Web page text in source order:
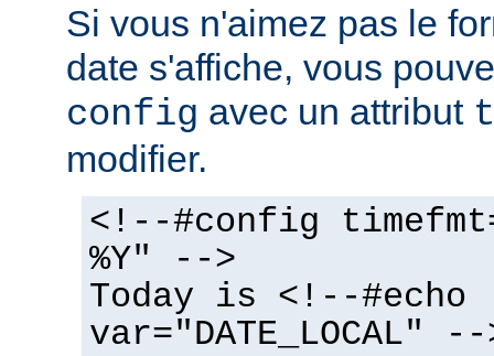
Si vous n'aimez pas le
date s'affiche, vous
config avec un attribut
modifier.
<!--#config
%Y" -->
Today is <!--#echo
var="DATE_LOCAL" --